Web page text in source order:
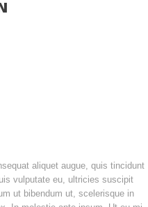
aliquet augue, quis tincidunt
vulputate eu, ultricies suscipit
ut bibendum ut, scelerisque in